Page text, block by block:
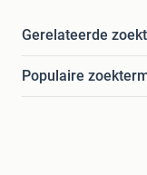
Gerelateerde
Populaire